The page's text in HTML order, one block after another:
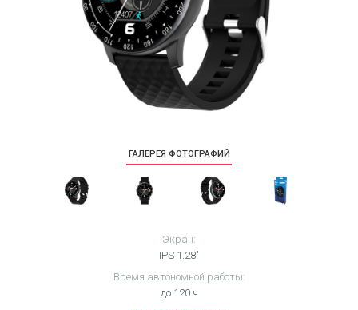
ГАЛЕРЕЯ ФОТОГРАФИЙ
Экран:
IPS 1.28"
Время автономной работы:
до 120 ч